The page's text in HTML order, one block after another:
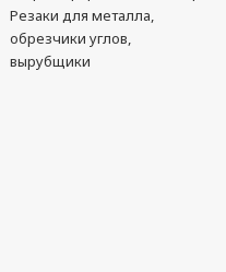
Резаки для металла,
обрезчики углов,
вырубщики